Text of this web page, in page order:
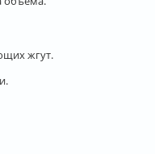
жгут.